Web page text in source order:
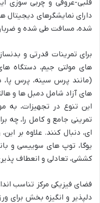
قلبی-عروقی و چربی سوزی
دارای نمایشگرهای دیجیتال
شده، مسافت طی شده و ضربان
برای تمرینات قدرتی و
های مولتی جیم، دستگاه
(مانند پرس سینه، پرس
های آزاد شامل دمبل ها و
این تنوع در تجهیزات، به
تمرینی جامع و کامل را، چه
ای، دنبال کنند. علاوه بر
یوگا، توپ های سوییسی و
کششی، تعادلی و انعطاف
فضای فیزیکی مرکز تناسب
دلپذیر و انگیزه بخش برای